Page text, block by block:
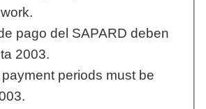
pago del SAPARD deben
2003.
periods must be